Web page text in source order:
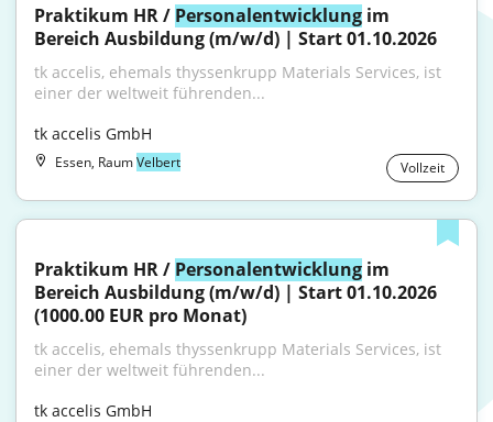
Praktikum HR / Personalentwicklung im
Bereich Ausbildung (m/w/d) | Start 01.10.2026
tk accelis, ehemals thyssenkrupp Materials Services, ist
einer der weltweit führenden...
tk accelis GmbH
Essen, RaumVelbert Vollzeit
Praktikum HR / Personalentwicklung im
Bereich Ausbildung (m/w/d) | Start 01.10.2026
(1000.00 EUR pro Monat)
tk accelis, ehemals thyssenkrupp Materials Services, ist
einer der weltweit führenden...
tk accelis GmbH